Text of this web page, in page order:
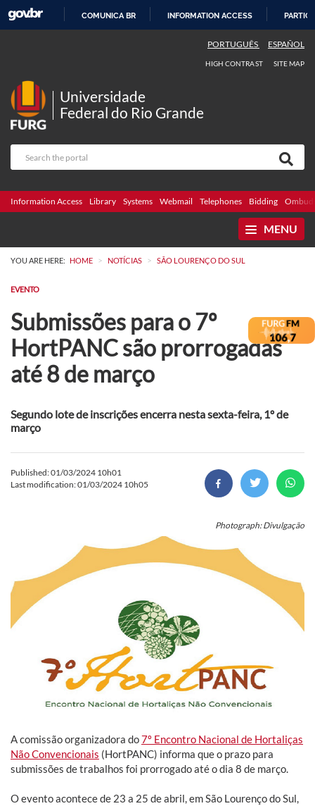
COMUNICA BR INFORMATION ACCESS
PORTUGUÊS ESPAÑOL
HIGH CONTRAST SITE MAP
Universidade
Federal do Rio Grande
Information Access Library Systems Webmail Telephones Bidding
MENU
YOU ARE HERE: HOME > NOTÍCIAS > SÃO LOURENÇO DO SUL
EVENTO
Submissões para o 7º
HortPANC são prorrogadas
até 8 de março
Segundo lote de inscrições encerra nesta sexta-feira, 1º de
março
Published: 01/03/2024 10h01
Last modification: 01/03/2024 10h05
Photograph: Divulgação
A comissão organizadora do7º Encontro Nacional de Hortaliças
Não Convencionais (HortPANC) informa que o prazo para
submissões de trabalhos foi prorrogado até o dia 8 de março.
O evento acontece de 23 a 25 de abril, em São Lourenço do Sul,